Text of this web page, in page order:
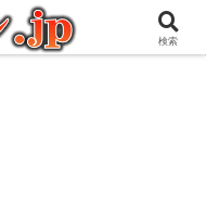
愉快な日々を綴るブログ
検索